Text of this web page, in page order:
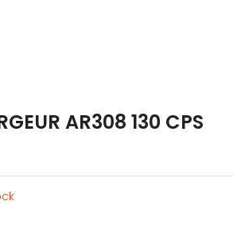
AR308 130 CPS